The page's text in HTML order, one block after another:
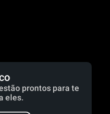
prontos para te
eles.